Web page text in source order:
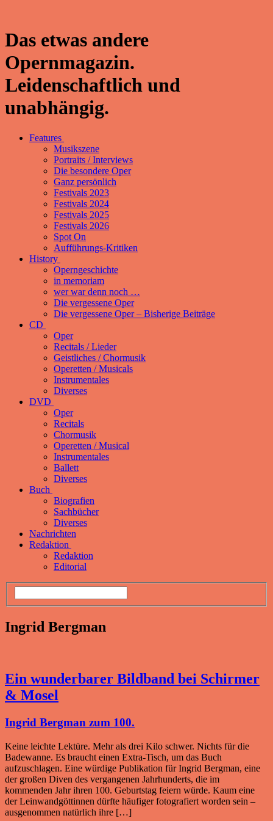
Das etwas andere
Opernmagazin.
Leidenschaftlich und
unabhängig.
Features
Musikszene
Portraits / Interviews
Die besondere Oper
Ganz persönlich
Festivals 2023
Festivals 2024
Festivals 2025
Festivals 2026
Spot On
Aufführungs-Kritiken
History
Operngeschichte
in memoriam
wer war denn noch …
Die vergessene Oper
Die vergessene Oper – Bisherige Beiträge
CD
Oper
Recitals / Lieder
Geistliches / Chormusik
Operetten / Musicals
Instrumentales
Diverses
DVD
Oper
Recitals
Chormusik
Operetten / Musical
Instrumentales
Ballett
Diverses
Buch
Biografien
Sachbücher
Diverses
Nachrichten
Redaktion
Redaktion
Editorial
Ingrid Bergman
Ein wunderbarer Bildband bei Schirmer
& Mosel
Ingrid Bergman zum 100.
Keine leichte Lektüre. Mehr als drei Kilo schwer. Nichts für die
Badewanne. Es braucht einen Extra-Tisch, um das Buch
aufzuschlagen. Eine würdige Publikation für Ingrid Bergman, eine
der großen Diven des vergangenen Jahrhunderts, die im
kommenden Jahr ihren 100. Geburtstag feiern würde. Kaum eine
der Leinwandgöttinnen dürfte häufiger fotografiert worden sein –
ausgenommen natürlich ihre […]